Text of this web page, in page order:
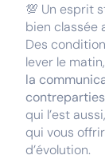
💯 Un esprit
bien classée
Des
lever le
la
qui l’est
qui vous
d’évolution.